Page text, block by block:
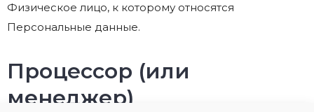
Физическое лицо, к которому относятся
Персональные данные.
Процессор (или
менеджер)